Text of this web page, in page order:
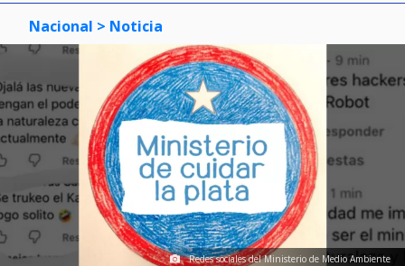
Nacional > Noticia
Redes sociales del Ministerio de Medio Ambiente